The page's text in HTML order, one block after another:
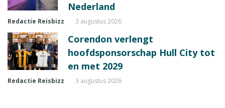
Nederland
Redactie Reisbizz 3 augustus 2026
Corendon verlengt
hoofdsponsorschap Hull City tot
en met 2029
Redactie Reisbizz 3 augustus 2026